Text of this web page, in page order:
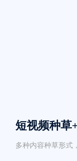
短视频种草
多种内容种草形式